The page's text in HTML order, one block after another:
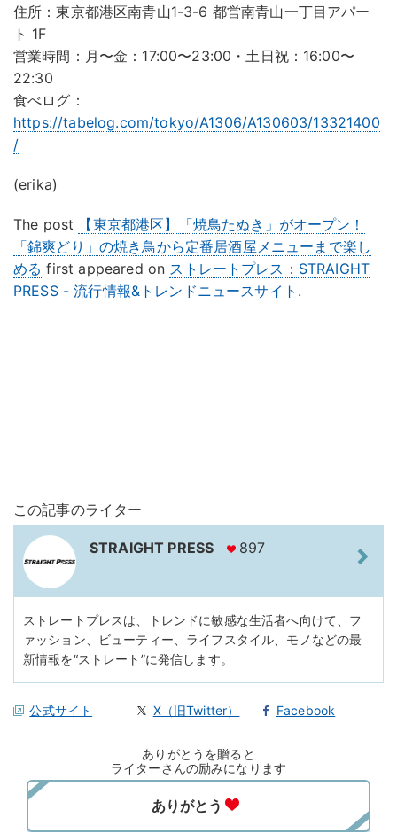
住所：東京都港区南青山1-3-6 都営南青山一丁目アパー
ト 1F
営業時間：月〜金：17:00〜23:00・土日祝：16:00〜
22:30
食べログ：
https://tabelog.com/tokyo/A1306/A130603/13321400
/
(erika)
The post
【東京都港区】「焼鳥たぬき」がオープン！
「錦爽どり」の焼き鳥から定番居酒屋メニューまで楽し
める first appeared on ストレートプレス：STRAIGHT
PRESS - 流行情報&トレンドニュースサイト .
この記事のライター
STRAIGHT PRESS 897
ストレートプレスは、トレンドに敏感な生活者へ向けて、フ
ァッション、ビューティー、ライフスタイル、モノなどの最
新情報を“ストレート”に発信します。
公式サイト X（旧Twitter） Facebook
ありがとうを贈ると
ライターさんの励みになります